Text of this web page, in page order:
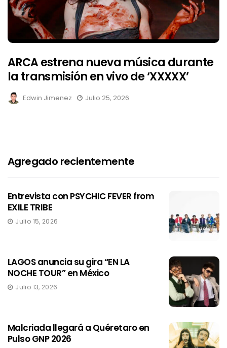
ARCA estrena nueva música durante
la transmisión en vivo de ‘XXXXX’
Edwin Jimenez Julio 25, 2026
Agregado recientemente
Entrevista con PSYCHIC FEVER from
EXILE TRIBE
Julio 15, 2026
LAGOS anuncia su gira “EN LA
NOCHE TOUR” en México
Julio 13, 2026
Malcriada llegará a Quéretaro en
Pulso GNP 2026